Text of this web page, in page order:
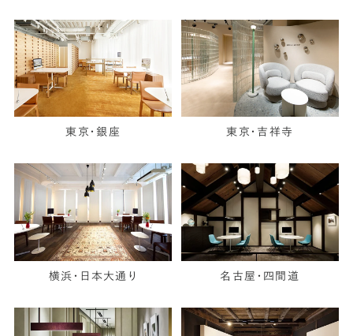
東京・銀座 東京・吉祥寺
横浜・日本大通り 名古屋・四間道